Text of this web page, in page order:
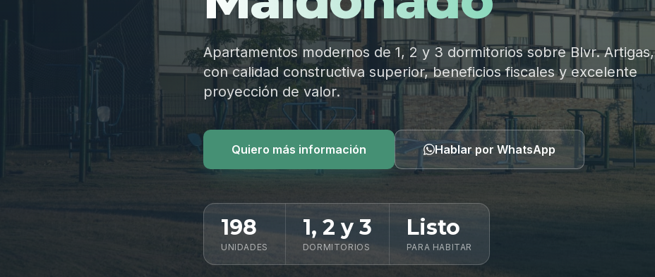
Apartamentos modernos de 1, 2 y 3 dormitorios sobre Blvr. Artigas,
con calidad constructiva superior, beneficios fiscales y excelente
proyección de valor.
Quiero más información Hablar por WhatsApp
198
UNIDADES
1, 2 y 3
DORMITORIOS
Listo
PARA HABITAR